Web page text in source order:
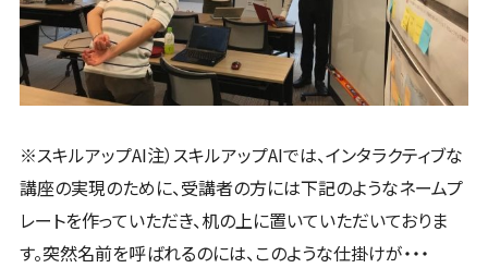
※スキルアップAI注）スキルアップAIでは、インタラクティブな
講座の実現のために、受講者の方には下記のようなネームプ
レートを作っていただき、机の上に置いていただいておりま
す。突然名前を呼ばれるのには、このような仕掛けが・・・